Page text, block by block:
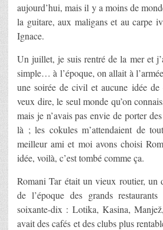
aujourd’hui, mais il y a moins de
la guitare, aux maligans et au carpe
Ignace.
Un juillet, je suis rentré de la mer et
simple… à l’époque, on allait à
une soirée de civil et aucune idée de
veux dire, le seul monde qu’on
mais je n’avais pas envie de porter
là ; les cokules m’attendaient de
meilleur ami et moi avons choisi
idée, voilà, c’est tombé comme ça.
Romani Tar était un vieux routier, un
de l’époque des grands
soixante-dix : Lotika, Kasina,
avait des cafés et des clubs plus